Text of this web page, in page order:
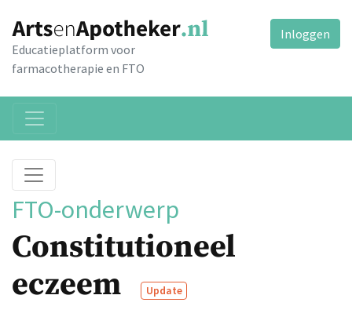
Educatieplatform voor
farmacotherapie en FTO
Inloggen
FTO-onderwerp
Constitutioneel
eczeem
Update